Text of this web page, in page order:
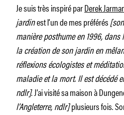
Je suis très inspiré parDerek
jardinest l’un de mes préférés
manière posthume en 1996,
la création de son jardin en
réflexions écologistes et
maladie et la mort. Il est décédé
ndlr]. J’ai visité sa maison à
l’Angleterre, ndlr]plusieurs fois.